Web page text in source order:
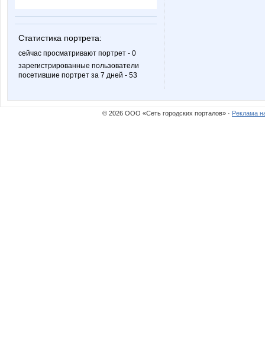
Статистика портрета:
сейчас просматривают портрет - 0
зарегистрированные пользователи
посетившие портрет за 7 дней - 53
© 2026 ООО «Сеть городских порталов» · Реклама